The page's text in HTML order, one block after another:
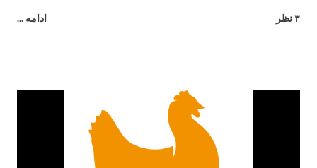
بيش از ٣٠ صداي مختلف دارند. هر صداي معني ويژه اي و زبان
وقتي مضطرب مي شوند پَر هايشان مي ريزد. ١٢- نوك آن ها در
صورت جراحت خونريزي مي كند. ١٣- خروس براي جلب توجه مرغ
ميرقصد. ١٤- مرغ هاي مادر معلمان خوبي هستند. آن ها مي توانند به
۳ نظر ادامه ...